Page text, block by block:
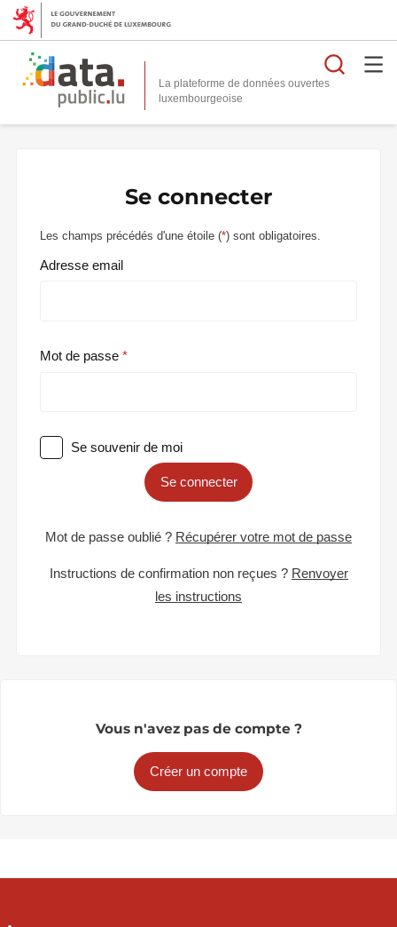
La plateforme de données ouvertes
Se connecter
Les champs précédés d'une étoile (*) sont obligatoires.
Adresse email
Mot de passe
Se souvenir de moi
Se connecter
Mot de passe oublié ? Récupérer votre mot de passe
Instructions de confirmation non reçues ? Renvoyer
les instructions
Vous n'avez pas de compte ?
Créer un compte